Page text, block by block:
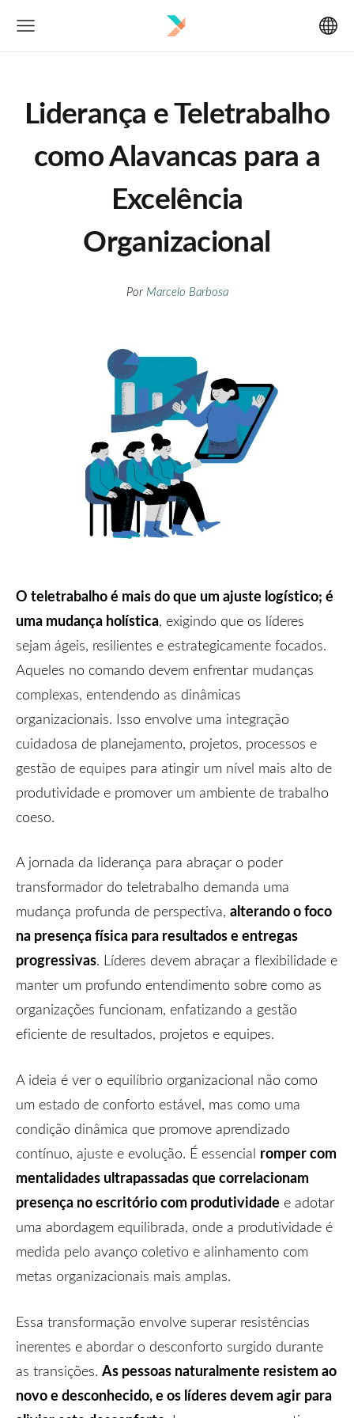
Liderança e Teletrabalho
como Alavancas para a
Excelência
Organizacional
Por Marcelo Barbosa
O teletrabalho é mais do que um ajuste logístico; é
uma mudança holística, exigindo que os líderes
sejam ágeis, resilientes e estrategicamente focados.
Aqueles no comando devem enfrentar mudanças
complexas, entendendo as dinâmicas
organizacionais. Isso envolve uma integração
cuidadosa de planejamento, projetos, processos e
gestão de equipes para atingir um nível mais alto de
produtividade e promover um ambiente de trabalho
coeso.
A jornada da liderança para abraçar o poder
transformador do teletrabalho demanda uma
mudança profunda de perspectiva, alterando o foco
na presença física para resultados e entregas
progressivas. Líderes devem abraçar a flexibilidade e
manter um profundo entendimento sobre como as
organizações funcionam, enfatizando a gestão
eficiente de resultados, projetos e equipes.
A ideia é ver o equilíbrio organizacional não como
um estado de conforto estável, mas como uma
condição dinâmica que promove aprendizado
contínuo, ajuste e evolução. É essencial romper com
mentalidades ultrapassadas que correlacionam
presença no escritório com produtividade e adotar
uma abordagem equilibrada, onde a produtividade é
medida pelo avanço coletivo e alinhamento com
metas organizacionais mais amplas.
Essa transformação envolve superar resistências
inerentes e abordar o desconforto surgido durante
as transições. As pessoas naturalmente resistem ao
novo e desconhecido, e os líderes devem agir para